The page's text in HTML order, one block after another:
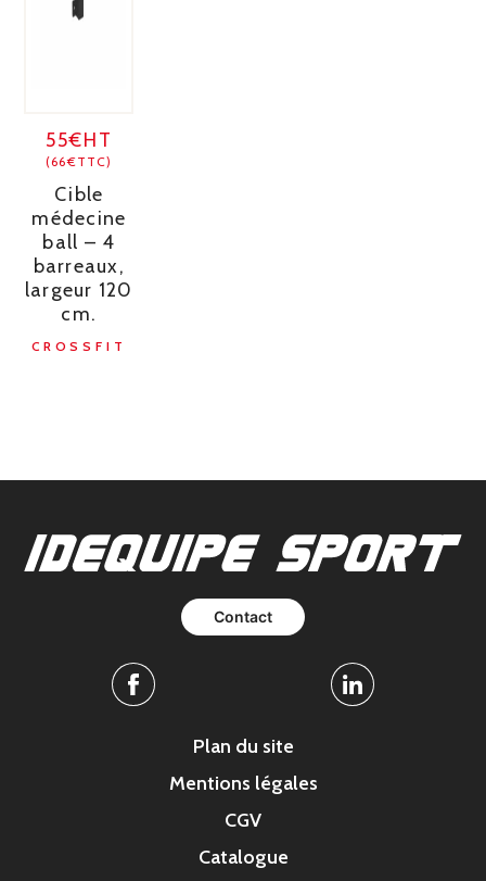
55€HT
(66€TTC)
Cible
médecine
ball – 4
barreaux,
largeur 120
cm.
CROSSFIT
Contact
Facebook Linkedin
Plan du site
Mentions légales
CGV
Catalogue